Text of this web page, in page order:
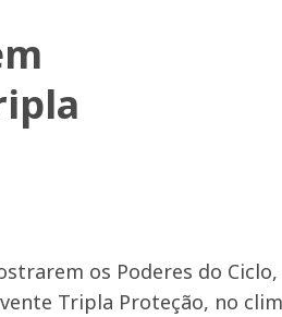
os Poderes do
Tripla Proteção, no